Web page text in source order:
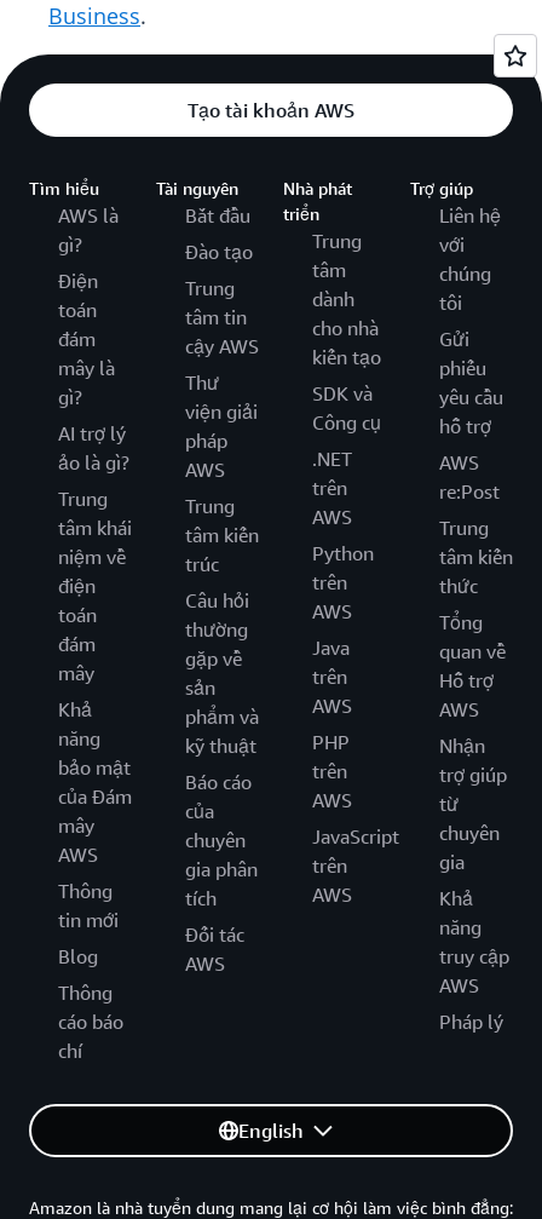
Business.
Tạo tài khoản AWS
Tìm hiểu
AWS là
gì?
Điện
toán
đám
mây là
gì?
AI trợ lý
ảo là gì?
Trung
tâm khái
niệm về
điện
toán
đám
mây
Khả
năng
bảo mật
của Đám
mây
AWS
Thông
tin mới
Blog
Thông
cáo báo
chí
Tài nguyên
Bắt đầu
Đào tạo
Trung
tâm tin
cậy AWS
Thư
viện giải
pháp
AWS
Trung
tâm kiến
trúc
Câu hỏi
thường
gặp về
sản
phẩm và
kỹ thuật
Báo cáo
của
chuyên
gia phân
tích
Đối tác
AWS
Nhà phát
triển
Trung
tâm
dành
cho nhà
kiến tạo
SDK và
Công cụ
.NET
trên
AWS
Python
trên
AWS
Java
trên
AWS
PHP
trên
AWS
JavaScript
trên
AWS
Trợ giúp
Liên hệ
với
chúng
tôi
Gửi
phiếu
yêu cầu
hỗ trợ
AWS
re:Post
Trung
tâm kiến
thức
Tổng
quan về
Hỗ trợ
AWS
Nhận
trợ giúp
từ
chuyên
gia
Khả
năng
truy cập
AWS
Pháp lý
English
Amazon là nhà tuyển dung mang lại cơ hội làm việc bình đẳng: